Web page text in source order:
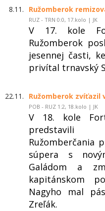
8.11. Ružomberok
RUZ - TRN 0:0, 17.kolo | JK
V 17. kole
Ružomberok
jesennej časti,
privítal trnavský
22.11. Ružomberok zvíťazil
POB - RUZ 1:2, 18.kolo | JK
V 18. kole
predstavili
Ružomberčania
súpera s
Galádom a
kapitánskom
Nagyho mal
Zreľák.